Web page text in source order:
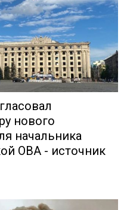
нового
начальника
ОВА - источник